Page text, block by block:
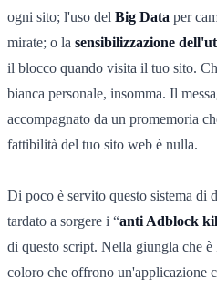
ogni sito; l'uso del Big Data per
mirate; o la sensibilizzazione
il blocco quando visita il tuo sito.
bianca personale, insomma. Il
accompagnato da un promemoria
fattibilità del tuo sito web è nulla.
Di poco è servito questo sistema di
tardato a sorgere i “anti Adblock
di questo script. Nella giungla che
coloro che offrono un'applicazione